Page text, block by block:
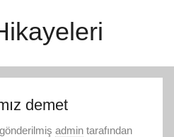
demet
admin tarafından